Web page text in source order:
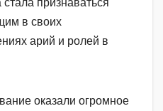
в своих
арий и ролей в
оказали огромное